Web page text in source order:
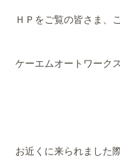
ＨＰをご覧の皆さま、
ケーエムオートワーク
お近くに来られました